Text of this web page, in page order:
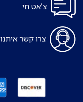
צ'אט חי
צרו קשר איתנו